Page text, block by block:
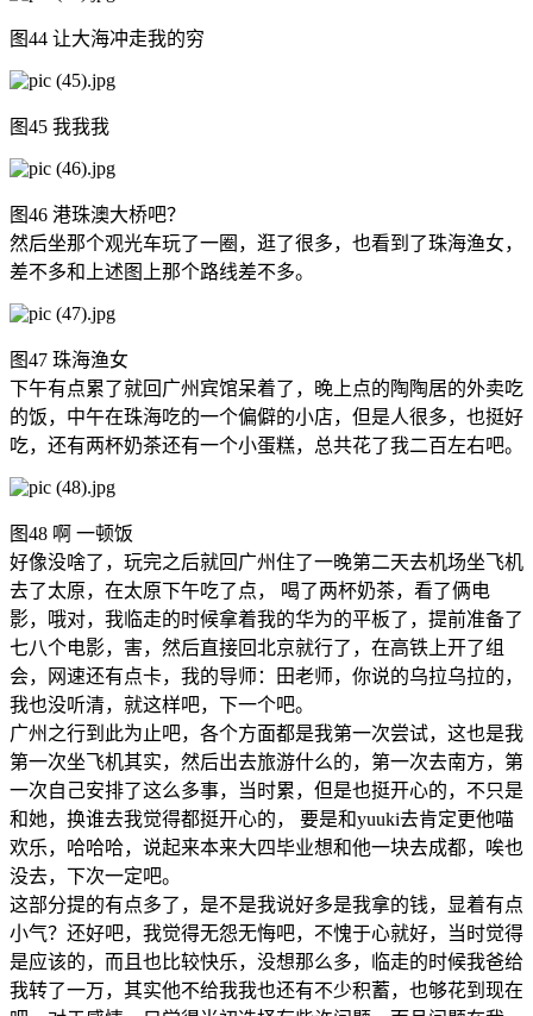
图44 让大海冲走我的穷
图45 我我我
图46 港珠澳大桥吧？
然后坐那个观光车玩了一圈，逛了很多，也看到了珠海渔女，
差不多和上述图上那个路线差不多。
图47 珠海渔女
下午有点累了就回广州宾馆呆着了，晚上点的陶陶居的外卖吃
的饭，中午在珠海吃的一个偏僻的小店，但是人很多，也挺好
吃，还有两杯奶茶还有一个小蛋糕，总共花了我二百左右吧。
图48 啊 一顿饭
好像没啥了，玩完之后就回广州住了一晚第二天去机场坐飞机
去了太原，在太原下午吃了点， 喝了两杯奶茶，看了俩电
影，哦对，我临走的时候拿着我的华为的平板了，提前准备了
七八个电影，害，然后直接回北京就行了，在高铁上开了组
会，网速还有点卡，我的导师：田老师，你说的乌拉乌拉的，
我也没听清，就这样吧，下一个吧。
广州之行到此为止吧，各个方面都是我第一次尝试，这也是我
第一次坐飞机其实，然后出去旅游什么的，第一次去南方，第
一次自己安排了这么多事，当时累，但是也挺开心的，不只是
和她，换谁去我觉得都挺开心的， 要是和yuuki去肯定更他喵
欢乐，哈哈哈，说起来本来大四毕业想和他一块去成都，唉也
没去，下次一定吧。
这部分提的有点多了，是不是我说好多是我拿的钱，显着有点
小气？还好吧，我觉得无怨无悔吧，不愧于心就好，当时觉得
是应该的，而且也比较快乐，没想那么多，临走的时候我爸给
我转了一万，其实他不给我我也还有不少积蓄，也够花到现在